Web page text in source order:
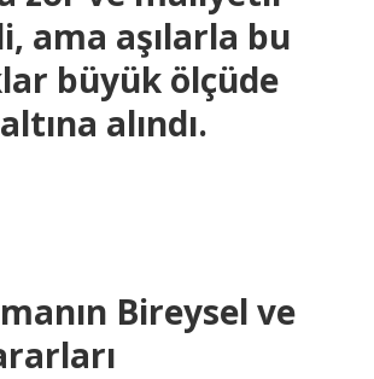
ama aşılarla bu
büyük ölçüde
alındı.
Bireysel ve